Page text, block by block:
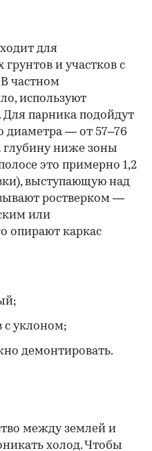
для
и участков с
частном
используют
Для парника подойдут
— от 57–76
глубину ниже зоны
это примерно 1,2
выступающую над
ростверком —
или
опирают каркас
с уклоном;
демонтировать.
между землей и
холод. Чтобы